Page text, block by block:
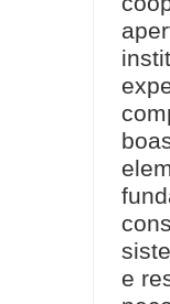
e